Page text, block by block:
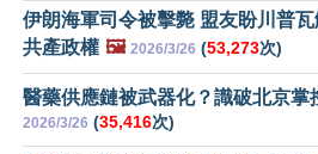
伊朗海軍司令被擊斃 盟友盼川普
共產政權 🖼️ 2026/3/26 (53,273次)
醫藥供應鏈被武器化？識破北京掌
2026/3/26 (35,416次)